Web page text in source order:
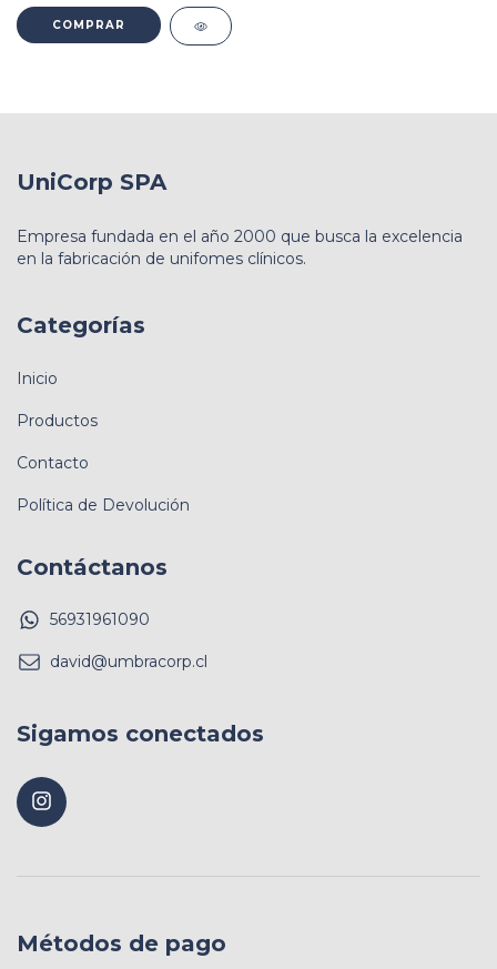
COMPRAR
UniCorp SPA
Empresa fundada en el año 2000 que busca la excelencia
en la fabricación de unifomes clínicos.
Categorías
Inicio
Productos
Contacto
Política de Devolución
Contáctanos
56931961090
david@umbracorp.cl
Sigamos conectados
Métodos de pago